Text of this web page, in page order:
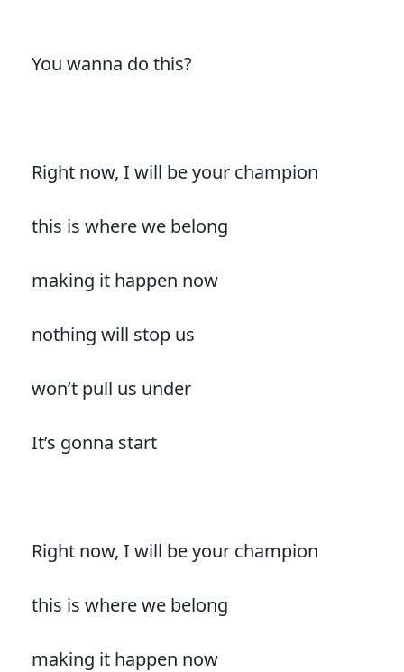
You wanna do this?
Right now, I will be your champion
this is where we belong
making it happen now
nothing will stop us
won’t pull us under
It’s gonna start
Right now, I will be your champion
this is where we belong
making it happen now